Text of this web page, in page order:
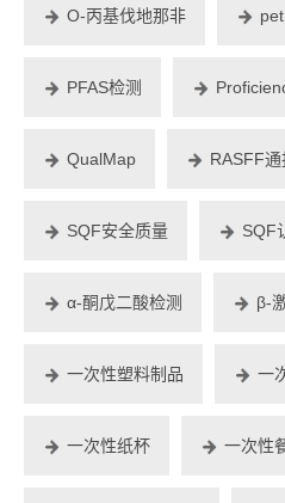
O-丙基伐地那非
PFAS检测
QualMap RASFF通
SQF安全质量 SQF
α-酮戊二酸检测 β-
一次性塑料制品 一
一次性纸杯 一次性